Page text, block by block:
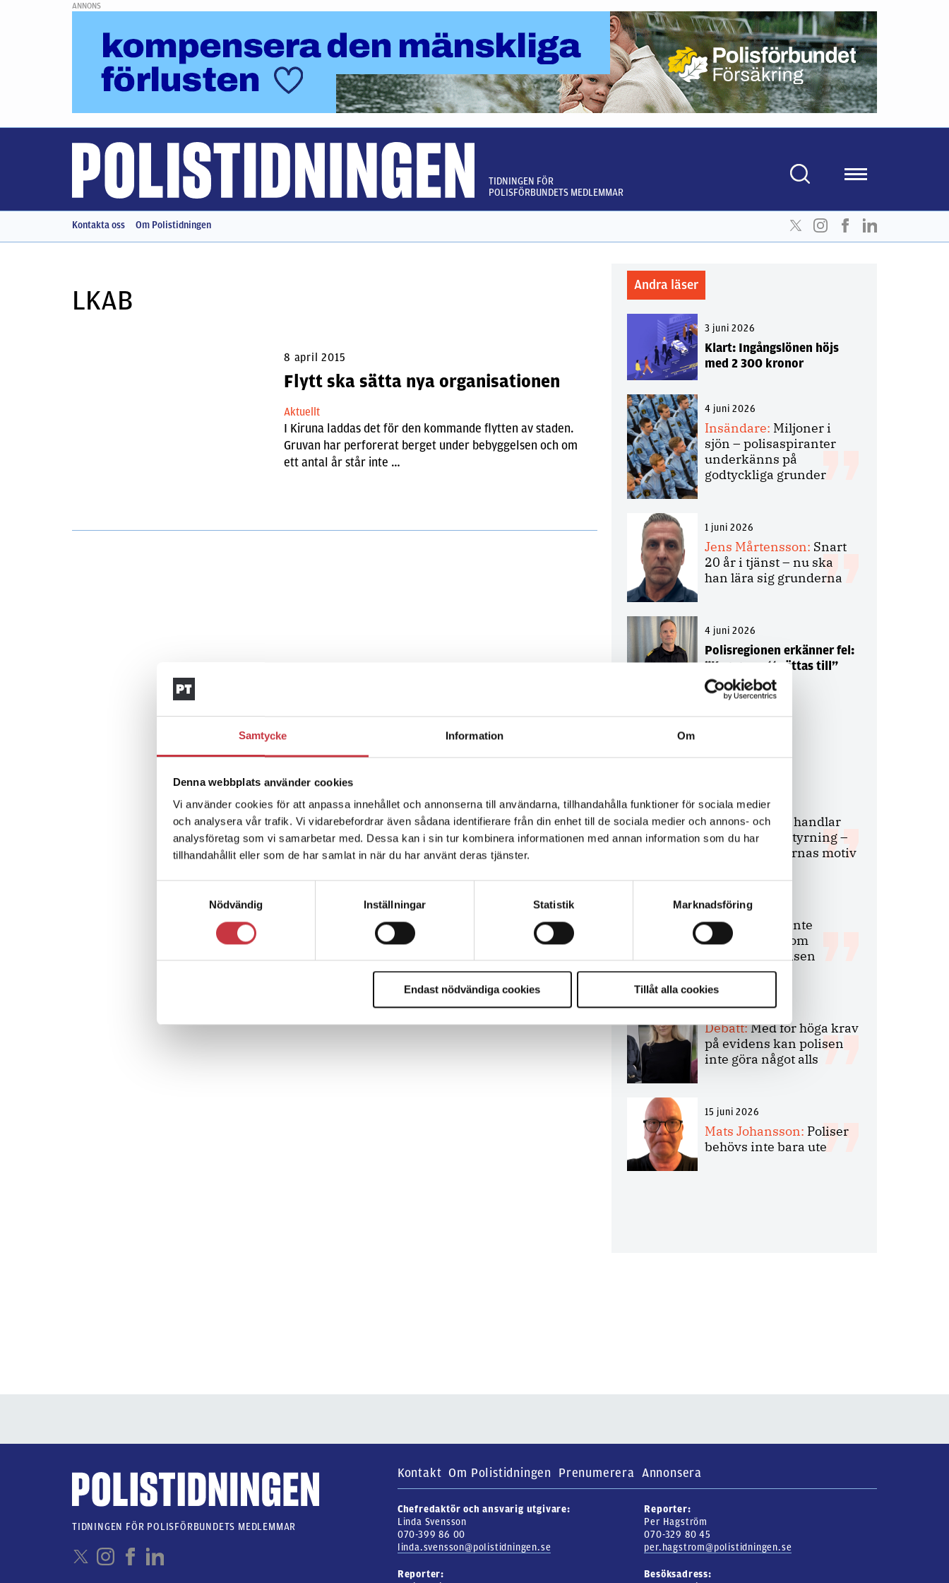
Samtycke Information Om
Denna webbplats använder cookies
Vi använder cookies för att anpassa innehållet och annonserna till användarna, tillhandahålla funktioner för sociala medier
och analysera vår trafik. Vi vidarebefordrar även sådana identifierare från din enhet till de sociala medier och annons- och
analysföretag som vi samarbetar med. Dessa kan i sin tur kombinera informationen med annan information som du har
tillhandahållit eller som de har samlat in när du har använt deras tjänster.
Nödvändig
Inställningar Statistik Marknadsföring
Endast nödvändiga cookies Tillåt alla cookies
ANNONS
TIDNINGEN FÖR
POLISFÖRBUNDETS MEDLEMMAR
Kontakta oss Om Polistidningen
LKAB
8 april 2015
Flytt ska sätta nya organisationen
Aktuellt
I Kiruna laddas det för den kommande flytten av staden.
Gruvan har perforerat berget under bebyggelsen och om
ett antal år står inte …
Andra läser
3 juni 2026
Klart: Ingångslönen höjs
med 2 300 kronor
4 juni 2026
Insändare: Miljoner i
sjön – polisaspiranter
underkänns på
godtyckliga grunder
1 juni 2026
Jens Mårtensson: Snart
20 år i tjänst – nu ska
han lära sig grunderna
4 juni 2026
Polisregionen erkänner fel:
”Kommer att rättas till”
Debatt
9 juli 2026
Slutreplik:Det handlar
om kunskapsstyrning –
inte om forskarnas motiv
8 juli 2026
Replik:
Det är inte
evidenskrav som
bakbinder polisen
7 juli 2026
Debatt:Med för höga krav
på evidens kan polisen
inte göra något alls
15 juni 2026
Mats Johansson: Poliser
behövs inte bara ute
Kontakt Om Polistidningen Prenumerera Annonsera
Chefredaktör och ansvarig utgivare:
Linda Svensson
070-399 86 00
linda.svensson@polistidningen.se
Reporter:
Per Hagström
070-329 80 45
per.hagstrom@polistidningen.se
Reporter:
Besöksadress:
TIDNINGEN FÖR POLISFÖRBUNDETS MEDLEMMAR